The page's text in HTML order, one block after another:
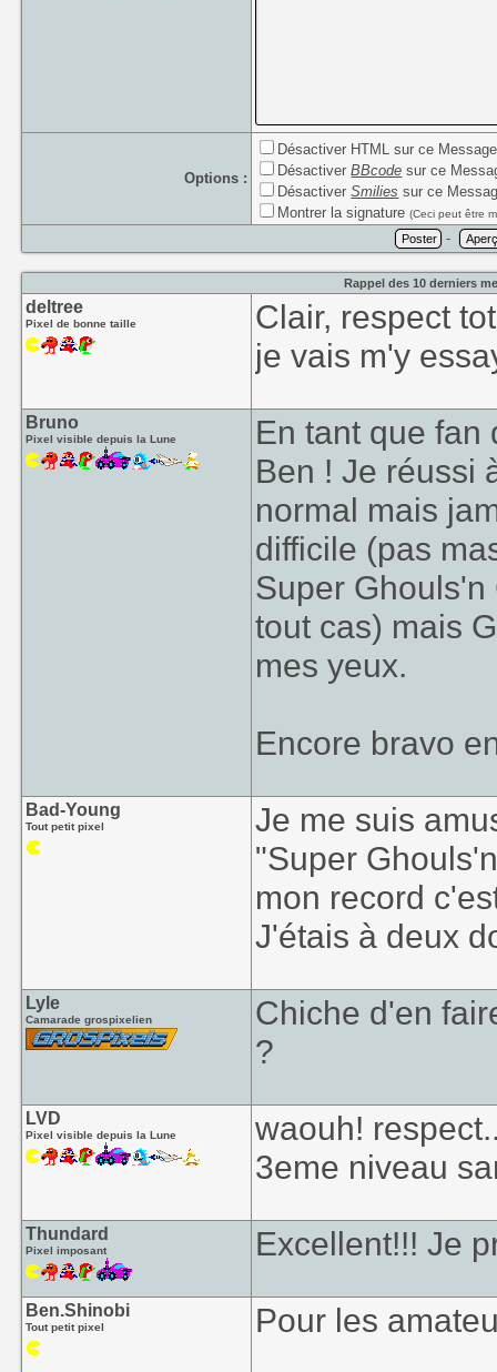
Options :
Désactiver HTML sur ce Message
DésactiverBBcode sur ce
DésactiverSmilies sur ce
Montrer la signature(Ceci peut être
-
Rappel des 10 derniers
deltree
Pixel de bonne taille
Clair, respect
je vais m'y
Bruno
Pixel visible depuis la Lune
En tant que fan
Ben ! Je réussi
normal mais
difficile (pas
Super
tout cas) mais
mes yeux.
Encore bravo
Bad-Young
Tout petit pixel
Je me suis
"Super
mon record
J'étais à deux
Lyle
Camarade grospixelien
Chiche d'en
?
LVD
Pixel visible depuis la Lune
waouh!
3eme niveau
Thundard
Pixel imposant Excellent!!! Je
Ben.Shinobi
Tout petit pixel Pour les